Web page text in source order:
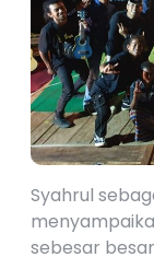
Syahrul
sebesar